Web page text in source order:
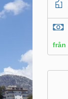
från